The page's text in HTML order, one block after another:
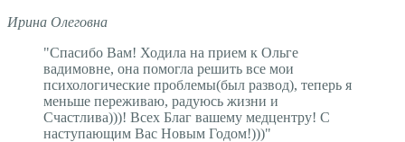
Ирина Олеговна
"Спасибо Вам! Ходила на прием к Ольге
вадимовне, она помогла решить все мои
психологические проблемы(был развод), теперь я
меньше переживаю, радуюсь жизни и
Счастлива)))! Всех Благ вашему медцентру! С
наступающим Вас Новым Годом!)))"